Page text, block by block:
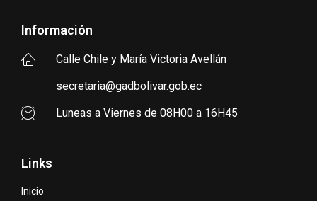
Información
Calle Chile y María Victoria Avellán
secretaria@gadbolivar.gob.ec
Luneas a Viernes de 08H00 a 16H45
Links
Inicio